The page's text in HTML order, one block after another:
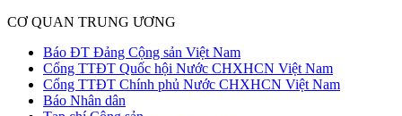
CƠ QUAN TRUNG ƯƠNG
Báo ĐT Đảng Cộng sản Việt Nam
Cổng TTĐT Quốc hội Nước CHXHCN Việt Nam
Cổng TTĐT Chính phủ Nước CHXHCN Việt Nam
Báo Nhân dân